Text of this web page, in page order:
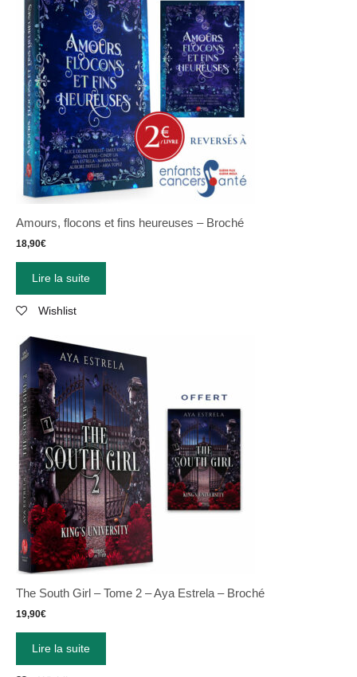
Amours, flocons et fins heureuses – Broché
18,90€
Lire la suite
Wishlist
The South Girl – Tome 2 – Aya Estrela – Broché
19,90€
Lire la suite